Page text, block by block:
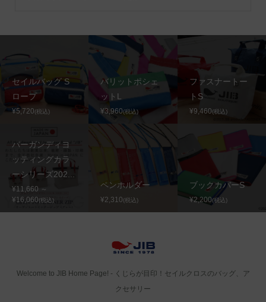
セイルバッグ S
ロープ
¥5,720(税込)
バリットポシェ
ットL
¥3,960(税込)
ファスナートー
トS
¥9,460(税込)
バーガンディヨ
ッティングカラ
ーシリーズ202...
¥11,660 ～
¥16,060(税込)
ペンホルダー
¥2,310(税込)
ブックカバーS
¥2,200(税込)
Welcome to JIB Home Page! ‐ くじらが目印！セイルクロスのバッグ、ア
クセサリー